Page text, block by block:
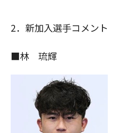
2．新加入選手コメント
■林 琉輝